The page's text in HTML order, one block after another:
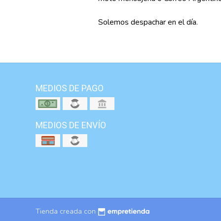
Solemos despachar en el día.
MEDIOS DE PAGO
MEDIOS DE ENVÍO
Tienda creada con